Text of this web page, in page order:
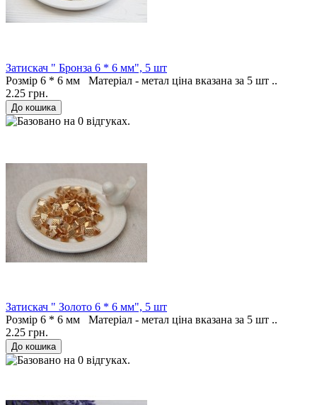
Затискач " Бронза 6 * 6 мм", 5 шт
Розмір 6 * 6 мм Матеріал - метал ціна вказана за 5 шт ..
2.25 грн.
Затискач " Золото 6 * 6 мм", 5 шт
Розмір 6 * 6 мм Матеріал - метал ціна вказана за 5 шт ..
2.25 грн.